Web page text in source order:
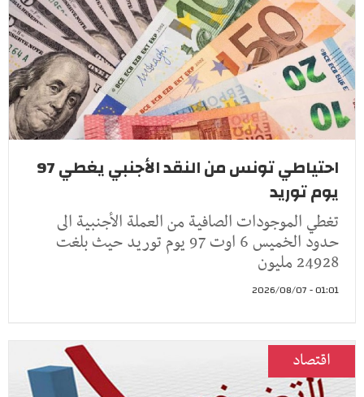
احتياطي تونس من النقد الأجنبي يغطي 97
يوم توريد
تغطي الموجودات الصافية من العملة الأجنبية الى
حدود الخميس 6 اوت 97 يوم توريد حيث بلغت
24928 مليون
01:01 - 2026/08/07
اقتصاد